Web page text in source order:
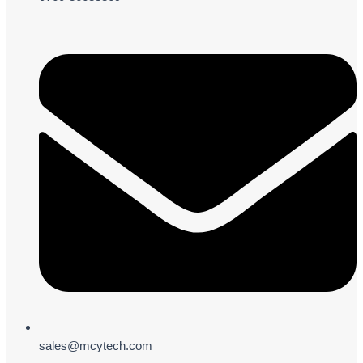
sales@mcytech.com